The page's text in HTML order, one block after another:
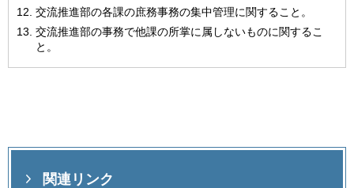
交流推進部の各課の庶務事務の集中管理に関すること。
交流推進部の事務で他課の所掌に属しないものに関するこ
と。
関連リンク